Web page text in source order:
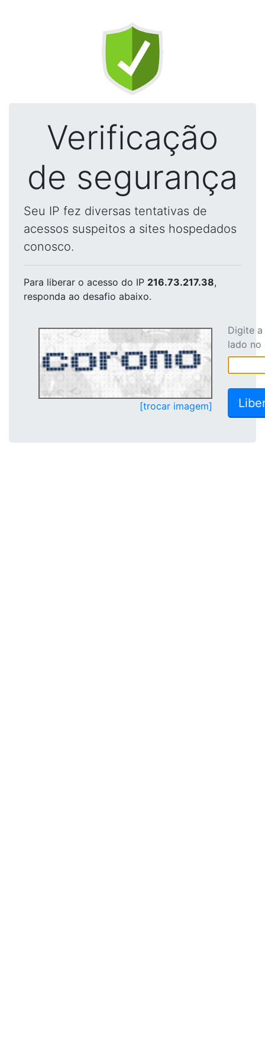
Verificação
de segurança
Seu IP fez diversas tentativas de
acessos suspeitos a sites hospedados
conosco.
Para liberar o acesso do IP 216.73.217.38,
responda ao desafio abaixo.
[trocar imagem]
Digite
lado no